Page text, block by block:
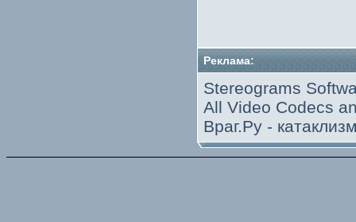
Реклама:
Stereograms
All Video Codecs
Враг.Ру -